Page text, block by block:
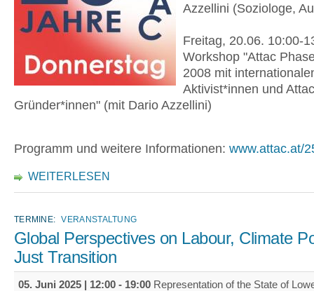
Azzellini (Soziologe,
Freitag, 20.06. 10:00-
Workshop "Attac
2008 mit
Aktivist*innen und Attac
Gründer*innen" (mit Dario Azzellini)
Programm und weitere Informationen: www.attac.at/
WEITERLESEN
TERMINE: VERANSTALTUNG
Global Perspectives on Labour, Climate
Just Transition
05. Juni 2025 | 12:00 - 19:00 Representation of the State of